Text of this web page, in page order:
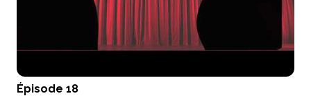
Épisode 18